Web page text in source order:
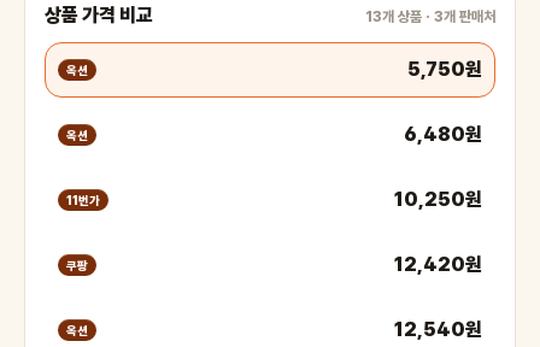
상품 가격 비교 13개 상품 · 3개 판매처
옥션 5,750원
옥션 6,480원
11번가 10,250원
쿠팡 12,420원
옥션 12,540원